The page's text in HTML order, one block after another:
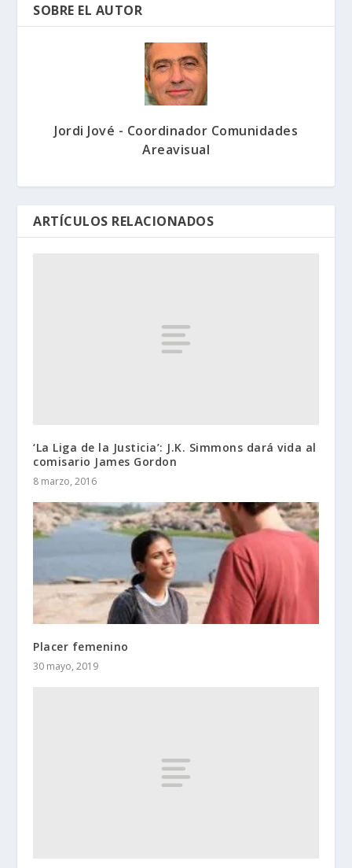
SOBRE EL AUTOR
Jordi Jové - Coordinador Comunidades
Areavisual
ARTÍCULOS RELACIONADOS
‘La Liga de la Justicia’: J.K. Simmons dará vida al
comisario James Gordon
8 marzo, 2016
Placer femenino
30 mayo, 2019